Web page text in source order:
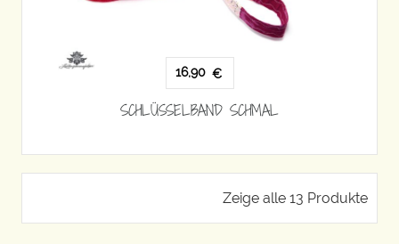
16,90 €
SCHLÜSSELBAND SCHMAL
Zeige alle 13 Produkte